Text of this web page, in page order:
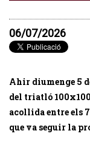
06/07/2026
Ahir diumenge 5
del triatló
acollida entre els
que va seguir la